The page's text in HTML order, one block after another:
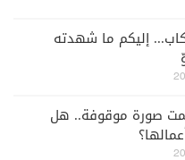
إليكم ما شهدته
صورة موقوفة.. هل